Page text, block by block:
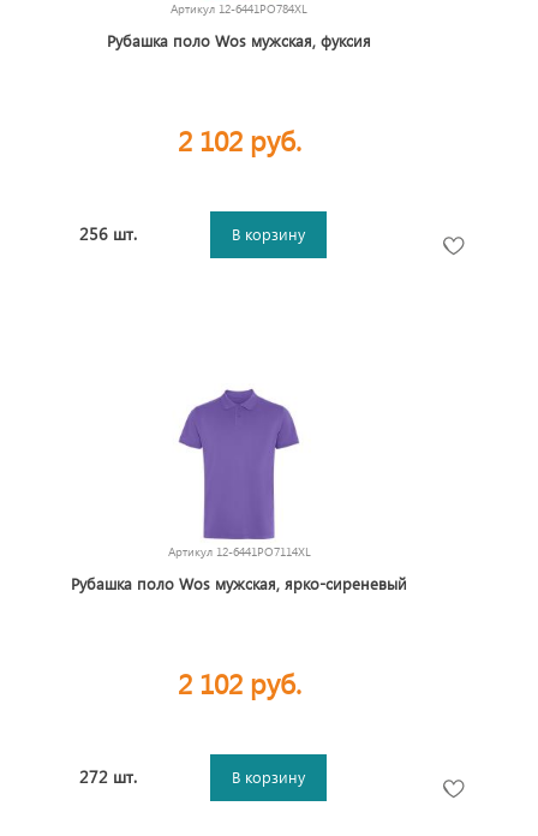
Артикул 12-6441PO784XL
Рубашка поло Wos мужская, фуксия
2 102 руб.
256 шт. В корзину
Артикул 12-6441PO7114XL
Рубашка поло Wos мужская, ярко-сиреневый
2 102 руб.
272 шт. В корзину